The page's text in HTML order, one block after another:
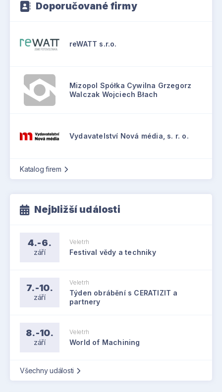
Doporučované firmy
reWATT s.r.o.
Mizopol Spółka Cywilna Grzegorz
Walczak Wojciech Błach
Vydavatelství Nová média, s. r. o.
Katalog firem
Nejbližší události
4.-6.
září
Veletrh
Festival vědy a techniky
7.-10.
září
Veletrh
Týden obrábění s CERATIZIT a
partnery
8.-10.
září
Veletrh
World of Machining
Všechny události